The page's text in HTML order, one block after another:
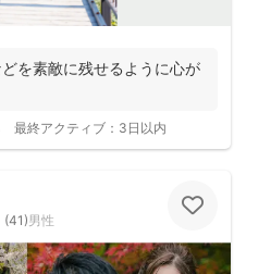
を素敵に残せるように心が
最終アクティブ： 3日以内
(41)男性